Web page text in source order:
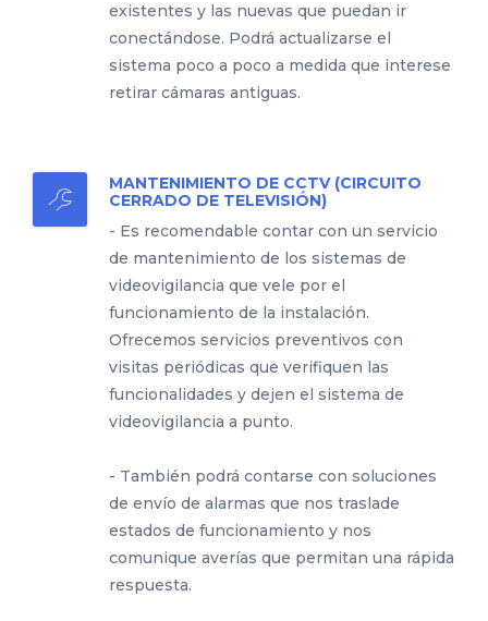
existentes y las nuevas que puedan ir
conectándose. Podrá actualizarse el
sistema poco a poco a medida que interese
retirar cámaras antiguas.
MANTENIMIENTO DE CCTV (CIRCUITO
CERRADO DE TELEVISIÓN)
- Es recomendable contar con un servicio
de mantenimiento de los sistemas de
videovigilancia que vele por el
funcionamiento de la instalación.
Ofrecemos servicios preventivos con
visitas periódicas que verifiquen las
funcionalidades y dejen el sistema de
videovigilancia a punto.
- También podrá contarse con soluciones
de envío de alarmas que nos traslade
estados de funcionamiento y nos
comunique averías que permitan una rápida
respuesta.